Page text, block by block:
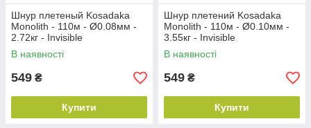
Шнур плетеный Kosadaka
Monolith - 110м - Ø0.08мм -
2.72кг - Invisible
В наявності
549 ₴
Купити
Шнур плетений Kosadaka
Monolith - 110м - Ø0.10мм -
3.55кг - Invisible
В наявності
549 ₴
Купити